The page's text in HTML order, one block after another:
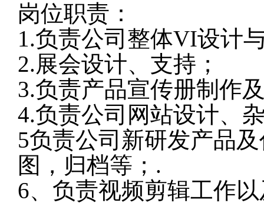
岗位职责：
1.负责公司整体VI设计
2.展会设计、支持；
3.负责产品宣传册制作
4.负责公司网站设计、
5负责公司新研发产品
图，归档等；.
6、负责视频剪辑工作